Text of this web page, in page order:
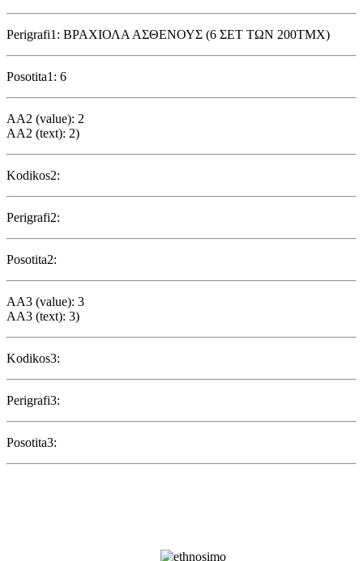
Perigrafi1: ΒΡΑΧΙΟΛΑ ΑΣΘΕΝΟΥΣ (6 ΣΕΤ ΤΩΝ 200ΤΜΧ)
Posotita1: 6
AA2 (value): 2
AA2 (text): 2)
Kodikos2:
Perigrafi2:
Posotita2:
AA3 (value): 3
AA3 (text): 3)
Kodikos3:
Perigrafi3:
Posotita3: